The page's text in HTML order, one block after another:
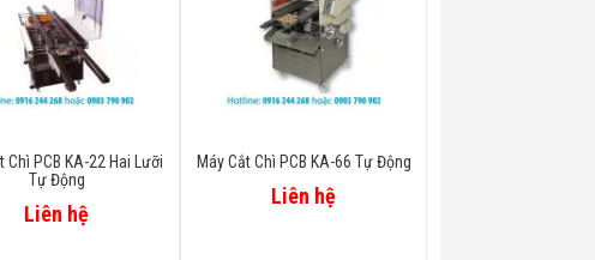
Chì PCB KA-22 Hai Lưỡi
Tự Động
Liên hệ
Máy Cắt Chì PCB KA-66 Tự Động
Liên hệ